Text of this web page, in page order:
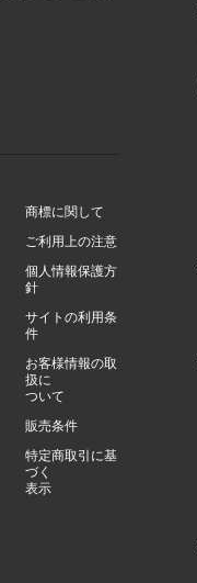
商標に関して
ご利用上の注意
個人情報保護方
針
サイトの利用条
件
お客様情報の取
扱に
ついて
販売条件
特定商取引に基
づく
表示